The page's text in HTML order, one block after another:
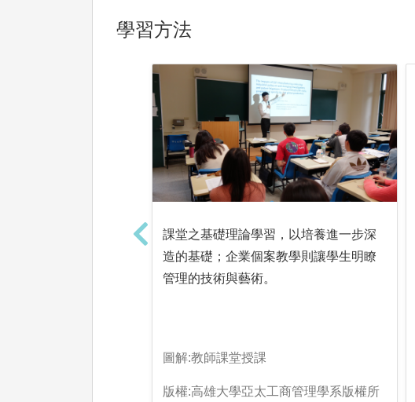
學習方法
課堂之基礎理論學習，以培養進一步深
造的基礎；企業個案教學則讓學生明瞭
管理的技術與藝術。
圖解:教師課堂授課
版權:高雄大學亞太工商管理學系版權所